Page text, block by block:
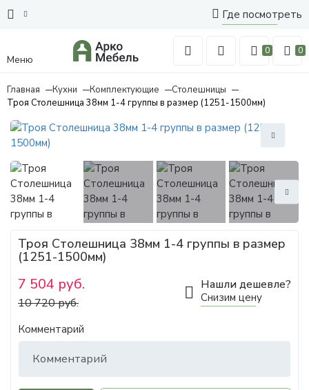
Где посмотреть
Меню
0 0
Главная Кухни Комплектующие
Столешницы
Троя Столешница 38мм 1-4 группы в размер (1251-1500мм)
Троя Столешница 38мм 1-4 группы в размер
(1251-1500мм)
7 504 руб.
10 720 руб.
Нашли дешевле?
Снизим цену
Комментарий